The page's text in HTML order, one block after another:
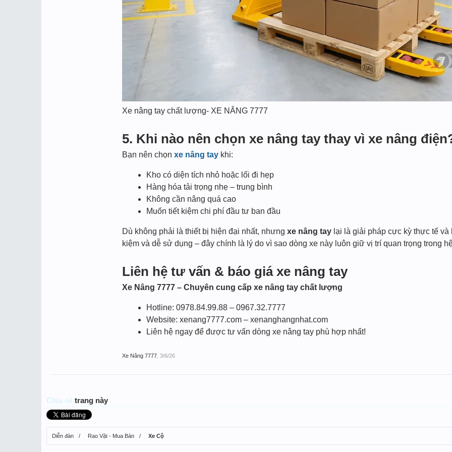
Xe nâng tay chất lượng- XE NÂNG 7777
5. Khi nào nên chọn xe nâng tay thay vì xe nâng
Bạn nên chọn xe nâng tay khi:
Kho có diện tích nhỏ hoặc lối đi hẹp
Hàng hóa tải trọng nhẹ – trung bình
Không cần nâng quá cao
Muốn tiết kiệm chi phí đầu tư ban đầu
Dù không phải là thiết bị hiện đại nhất, nhưng xe nâng tay lại là giải pháp cực kỳ thực tế
kiệm và dễ sử dụng – đây chính là lý do vì sao dòng xe này luôn giữ vị trí quan trọng trong
Liên hệ tư vấn & báo giá xe nâng tay
Xe Nâng 7777 – Chuyên cung cấp xe nâng tay chất lượng
Hotline: 0978.84.99.88 – 0967.32.7777
Website: xenang7777.com – xenanghangnhat.com
Liên hệ ngay để được tư vấn dòng xe nâng tay phù hợp nhất!
Xe Nâng 7777 3/6/26
Chia sẻ trang này
Diễn đàn Rao Vặt - Mua Bán Xe Cộ